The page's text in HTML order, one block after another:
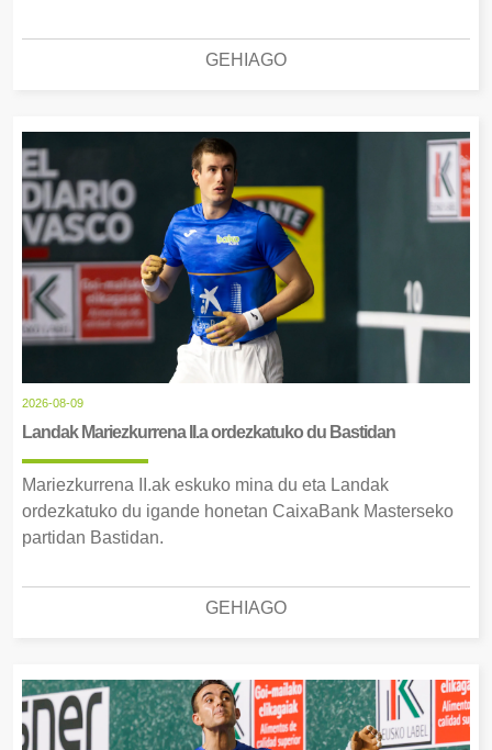
GEHIAGO
2026-08-09
Landak Mariezkurrena II.a ordezkatuko du Bastidan
Mariezkurrena II.ak eskuko mina du eta Landak
ordezkatuko du igande honetan CaixaBank Masterseko
partidan Bastidan.
GEHIAGO